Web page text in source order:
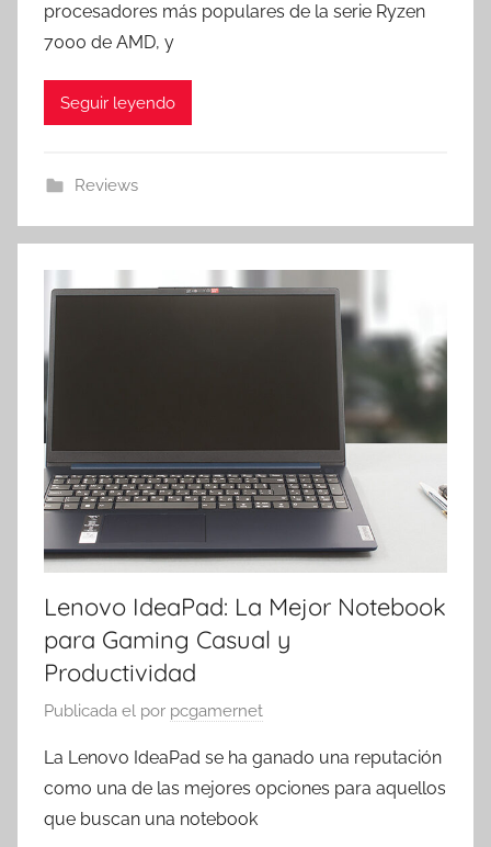
procesadores más populares de la serie Ryzen
7000 de AMD, y
Seguir leyendo
Reviews
Lenovo IdeaPad: La Mejor Notebook
para Gaming Casual y
Productividad
Publicada el por pcgamernet
La Lenovo IdeaPad se ha ganado una reputación
como una de las mejores opciones para aquellos
que buscan una notebook